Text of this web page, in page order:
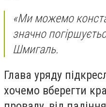
«Ми можемо
значно
Шмигаль.
Глава уряду
хочемо вберегти